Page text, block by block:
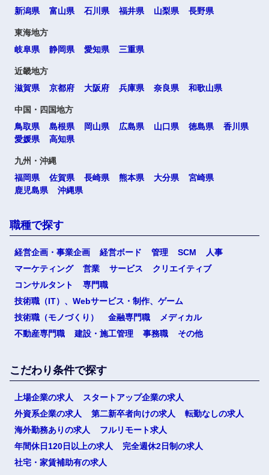
新潟県
富山県 石川県 福井県 山梨県 長野県
東海地方
岐阜県
静岡県 愛知県 三重県
近畿地方
滋賀県
京都府 大阪府 兵庫県 奈良県 和歌山県
中国・四国地方
鳥取県
島根県 岡山県 広島県 山口県 徳島県
香川県
愛媛県
高知県
九州・沖縄
福岡県
佐賀県 長崎県 熊本県 大分県
宮崎県
鹿児島県
沖縄県
職種で探す
経営企画・事業企画 経営ボード 管理 SCM
人事
マーケティング
営業 サービス
クリエイティブ
コンサルタント
専門職
技術職（IT）、Webサービス・制作、ゲーム
技術職（モノづくり）
金融専門職
メディカル
不動産専門職
建設・施工管理 事務職 その他
こだわり条件で探す
上場企業の求人
スタートアップ企業の求人
外資系企業の求人
第二新卒者向けの求人
転勤なしの求人
海外勤務ありの求人
フルリモート求人
年間休日120日以上の求人
完全週休2日制の求人
社宅・家賃補助有の求人